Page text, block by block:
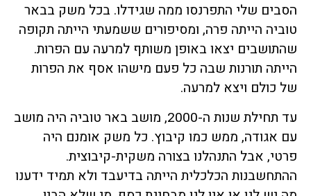
הסבים שלי התפרנסו ממה שגידלו. בכל משק בבאר
טוביה הייתה פרה, ומסיפורים ששמעתי הייתה תקופה
שהתושבים יצאו באופן משותף למרעה עם הפרות.
הייתה תורנות שבה כל פעם מישהו אסף את הפרות
של כולם ויצא למרעה.
עד תחילת שנות ה-2000, מושב באר טוביה היה מושב
עם אגודה, ממש כמו קיבוץ. כל משק אומנם היה
פרטי, אבל התנהלנו בצורה משקית-קיבוצית.
ההתחשבנות הכלכלית הייתה בדיעבד ולא תמיד ידענו